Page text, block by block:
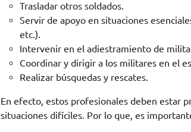
Trasladar otros soldados.
Servir de apoyo en situaciones
etc.).
Intervenir en el adiestramiento de
Coordinar y dirigir a los militares en el
Realizar búsquedas y rescates.
En efecto, estos profesionales deben estar
situaciones difíciles. Por lo que, es